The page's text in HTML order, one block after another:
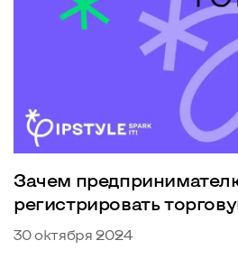
Зачем
регистрировать
30 октября 2024